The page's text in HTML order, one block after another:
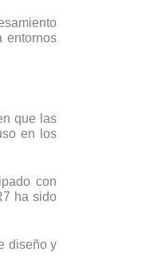
entornos
que las
en los
con
ha sido
diseño y